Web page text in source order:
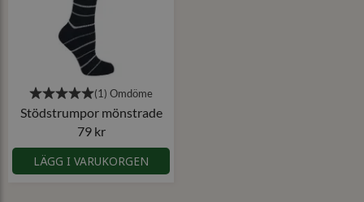
Stödstrumpor mönstrade
79 kr
LÄGG I VARUKORGEN